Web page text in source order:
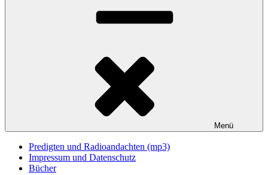
Menü
Predigten und Radioandachten (mp3)
Impressum und Datenschutz
Bücher